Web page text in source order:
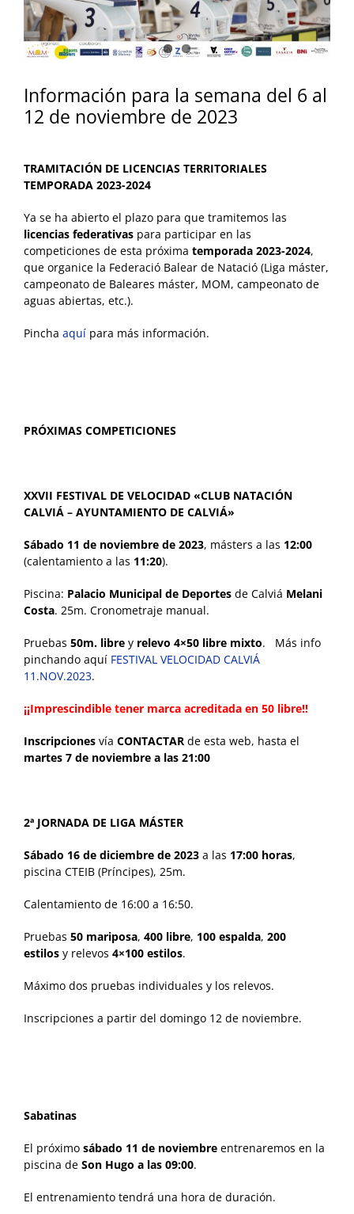
Información para la semana del 6 al
12 de noviembre de 2023
TRAMITACIÓN DE LICENCIAS TERRITORIALES
TEMPORADA 2023-2024
Ya se ha abierto el plazo para que tramitemos las
licencias federativas para participar en las
competiciones de esta próxima temporada 2023-2024,
que organice la Federació Balear de Natació (Liga máster,
campeonato de Baleares máster, MOM, campeonato de
aguas abiertas, etc.).
Pincha aquí para más información.
PRÓXIMAS COMPETICIONES
XXVII FESTIVAL DE VELOCIDAD «CLUB NATACIÓN
CALVIÁ – AYUNTAMIENTO DE CALVIÁ»
Sábado 11 de noviembre de 2023, másters a las 12:00
(calentamiento a las 11:20).
Piscina: Palacio Municipal de Deportes de Calviá Melani
Costa. 25m. Cronometraje manual.
Pruebas 50m. libre y relevo 4×50 libre mixto. Más info
pinchando aquí FESTIVAL VELOCIDAD CALVIÁ
11.NOV.2023.
¡¡Imprescindible tener marca acreditada en 50 libre!!
Inscripciones vía CONTACTAR de esta web, hasta el
martes 7 de noviembre a las 21:00
2ª JORNADA DE LIGA MÁSTER
Sábado 16 de diciembre de 2023 a las 17:00 horas,
piscina CTEIB (Príncipes), 25m.
Calentamiento de 16:00 a 16:50.
Pruebas 50 mariposa, 400 libre, 100 espalda, 200
estilos y relevos 4×100 estilos.
Máximo dos pruebas individuales y los relevos.
Inscripciones a partir del domingo 12 de noviembre.
Sabatinas
El próximo sábado 11 de noviembre entrenaremos en la
piscina de Son Hugo a las 09:00.
El entrenamiento tendrá una hora de duración.